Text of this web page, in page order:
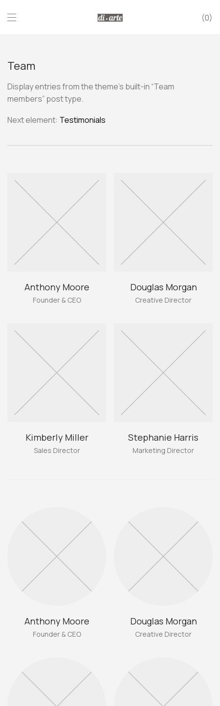
0
Team
Display entries from the theme’s built-in “Team
members” post type.
Next element: Testimonials
Anthony Moore
Founder & CEO
Douglas Morgan
Creative Director
Kimberly Miller
Sales Director
Stephanie Harris
Marketing Director
Anthony Moore
Founder & CEO
Douglas Morgan
Creative Director